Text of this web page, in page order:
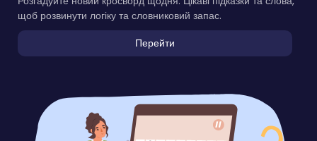
щоб розвинути логіку та словниковий запас.
Перейти